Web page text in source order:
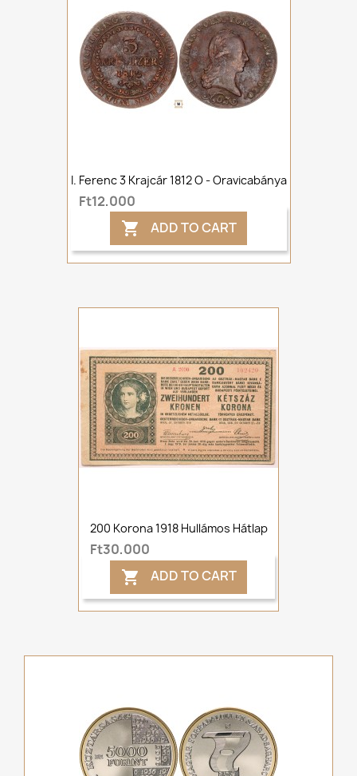
I. Ferenc 3 Krajcár 1812 O - Oravicabánya
Ft12,000
 ADD TO CART
200 Korona 1918 Hullámos Hátlap
Ft30,000
 ADD TO CART